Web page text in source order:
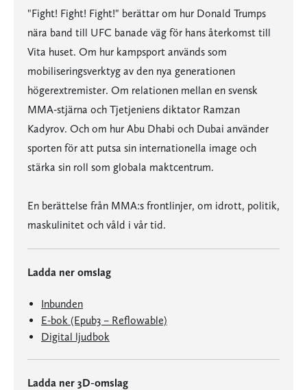
"Fight! Fight! Fight!" berättar om hur Donald Trumps
nära band till UFC banade väg för hans återkomst till
Vita huset. Om hur kampsport används som
mobiliseringsverktyg av den nya generationen
högerextremister. Om relationen mellan en svensk
MMA-stjärna och Tjetjeniens diktator Ramzan
Kadyrov. Och om hur Abu Dhabi och Dubai använder
sporten för att putsa sin internationella image och
stärka sin roll som globala maktcentrum.
En berättelse från MMA:s frontlinjer, om idrott, politik,
maskulinitet och våld i vår tid.
Ladda ner omslag
Inbunden
E-bok (Epub3 – Reflowable)
Digital ljudbok
Ladda ner 3D-omslag